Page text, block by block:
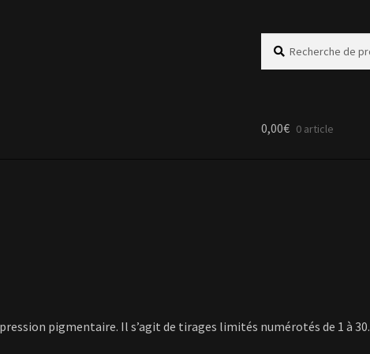
pour :
0,00€ 0 article
pigmentaire. Il s’agit de tirages limités numérotés de 1 à 30.